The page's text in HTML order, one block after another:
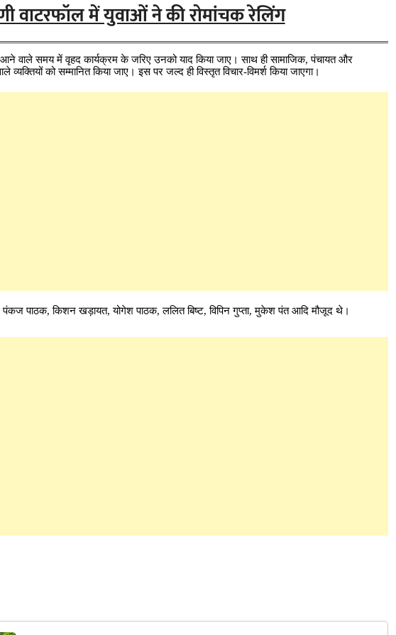
वाटरफॉल में युवाओं ने की रोमांचक रेलिंग
आने वाले समय में वृहद कार्यक्रम के जरिए उनको याद किया जाए। साथ ही सामाजिक, पंचायत और
व्यक्तियों को सम्मानित किया जाए। इस पर जल्द ही विस्तृत विचार-विमर्श किया जाएगा।
पंकज पाठक, किशन खड़ायत, योगेश पाठक, ललित बिष्ट, विपिन गुप्ता, मुकेश पंत आदि मौजूद थे।